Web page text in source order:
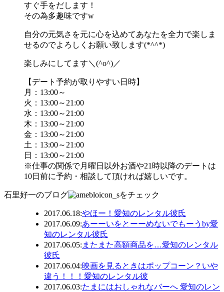
すぐ手をだします！
その為多趣味ですw
自分の元気さを元に心を込めてあなたを全力で楽しま
せるのでよろしくお願い致します(*^^*)
楽しみにしてます＼(^o^)／
【デート予約が取りやすい日時】
月：13:00～
火：13:00～21:00
水：13:00～21:00
木：13:00～21:00
金：13:00～21:00
土：13:00～21:00
日：13:00～21:00
※仕事の関係で月曜日以外お酒や21時以降のデートは
10日前に予約・相談して頂ければ嬉しいです。
石里好一のブログ をチェック
2017.06.18:やほー！愛知のレンタル彼氏
2017.06.09:あーーいをとーーめないでもーうby愛
知のレンタル彼氏
2017.06.05: またまた高額商品を…愛知のレンタル
彼氏
2017.06.04:映画を見るときはポップコーン？いや
違う！！！愛知のレンタル彼
2017.06.03:たまにはおしゃれなバーへ 愛知のレン